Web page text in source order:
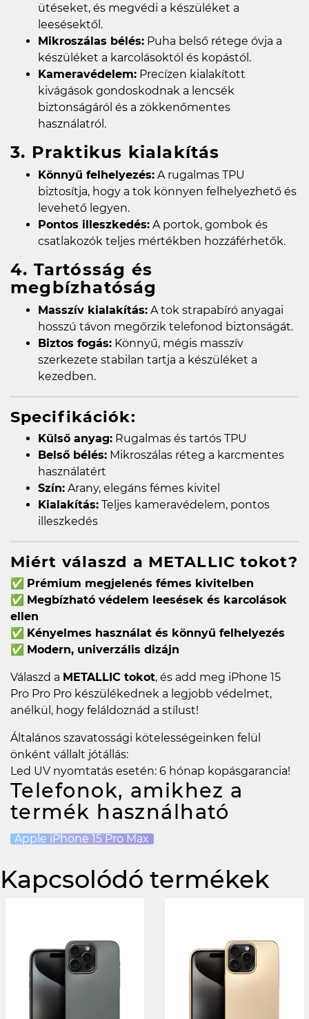
ütéseket, és megvédi a készüléket a
leesésektől.
Mikroszálas bélés: Puha belső rétege óvja a
készüléket a karcolásoktól és kopástól.
Kameravédelem: Precízen kialakított
kivágások gondoskodnak a lencsék
biztonságáról és a zökkenőmentes
használatról.
3. Praktikus kialakítás
Könnyű felhelyezés: A rugalmas TPU
biztosítja, hogy a tok könnyen felhelyezhető és
levehető legyen.
Pontos illeszkedés: A portok, gombok és
csatlakozók teljes mértékben hozzáférhetők.
4. Tartósság és
megbízhatóság
Masszív kialakítás: A tok strapabíró anyagai
hosszú távon megőrzik telefonod biztonságát.
Biztos fogás: Könnyű, mégis masszív
szerkezete stabilan tartja a készüléket a
kezedben.
Specifikációk:
Külső anyag: Rugalmas és tartós TPU
Belső bélés: Mikroszálas réteg a karcmentes
használatért
Szín: Arany, elegáns fémes kivitel
Kialakítás: Teljes kameravédelem, pontos
illeszkedés
Miért válaszd a METALLIC tokot?
✅ Prémium megjelenés fémes kivitelben
✅ Megbízható védelem leesések és karcolások
ellen
✅ Kényelmes használat és könnyű felhelyezés
✅ Modern, univerzális dizájn
Válaszd a METALLIC tokot, és add meg iPhone 15
Pro Pro Pro készülékednek a legjobb védelmet,
anélkül, hogy feláldoznád a stílust!
Általános szavatossági kötelességeinken felül
önként vállalt jótállás:
Led UV nyomtatás esetén: 6 hónap kopásgarancia!
Telefonok, amikhez a
termék használható
Apple iPhone 15 Pro Max
Kapcsolódó termékek